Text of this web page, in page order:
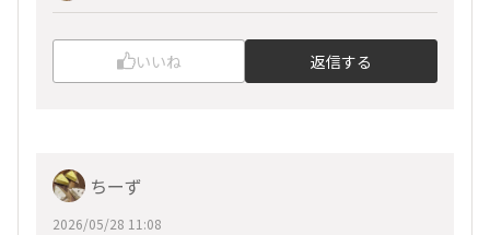
いいね 返信する
ちーず
2026/05/28 11:08